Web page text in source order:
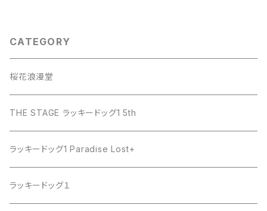
CATEGORY
桜花浪漫堂
THE STAGE ラッキードッグ1 5th
ラッキードッグ1 Paradise Lost+
ラッキードッグ１